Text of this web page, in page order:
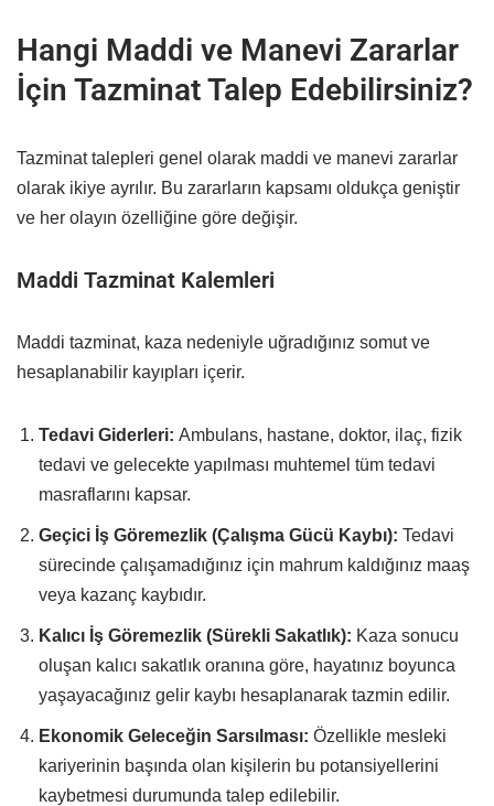
Hangi Maddi ve Manevi Zararlar
İçin Tazminat Talep Edebilirsiniz?
Tazminat talepleri genel olarak maddi ve manevi zararlar
olarak ikiye ayrılır. Bu zararların kapsamı oldukça geniştir
ve her olayın özelliğine göre değişir.
Maddi Tazminat Kalemleri
Maddi tazminat, kaza nedeniyle uğradığınız somut ve
hesaplanabilir kayıpları içerir.
Tedavi Giderleri: Ambulans, hastane, doktor, ilaç, fizik
tedavi ve gelecekte yapılması muhtemel tüm tedavi
masraflarını kapsar.
Geçici İş Göremezlik (Çalışma Gücü Kaybı): Tedavi
sürecinde çalışamadığınız için mahrum kaldığınız maaş
veya kazanç kaybıdır.
Kalıcı İş Göremezlik (Sürekli Sakatlık): Kaza sonucu
oluşan kalıcı sakatlık oranına göre, hayatınız boyunca
yaşayacağınız gelir kaybı hesaplanarak tazmin edilir.
Ekonomik Geleceğin Sarsılması: Özellikle mesleki
kariyerinin başında olan kişilerin bu potansiyellerini
kaybetmesi durumunda talep edilebilir.